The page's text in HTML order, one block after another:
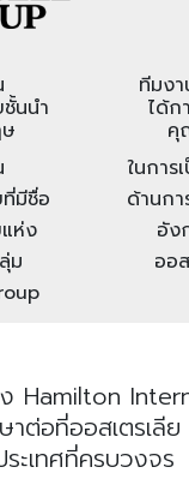
นนำ
มีชื่อ
ห่ง
ม
ทีมง
ได้ก
คุ
ในการ
ด้านก
อัง
ออ
Hamilton
อที่ออสเตรเลีย
ะเทศที่ครบวงจร